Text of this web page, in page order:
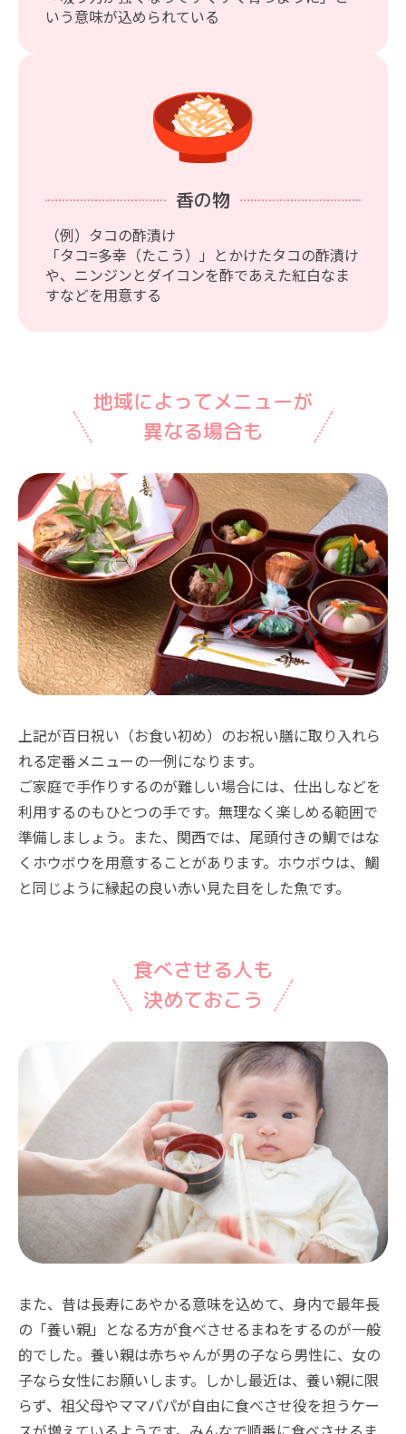
いう意味が込められている
香の物
（例）タコの酢漬け
「タコ=多幸（たこう）」とかけたタコの酢漬け
や、ニンジンとダイコンを酢であえた紅白なま
すなどを用意する
地域によってメニューが
異なる場合も
上記が百日祝い（お食い初め）のお祝い膳に取り入れら
れる定番メニューの一例になります。
ご家庭で手作りするのが難しい場合には、仕出しなどを
利用するのもひとつの手です。無理なく楽しめる範囲で
準備しましょう。また、関西では、尾頭付きの鯛ではな
くホウボウを用意することがあります。ホウボウは、鯛
と同じように縁起の良い赤い見た目をした魚です。
食べさせる人も
決めておこう
また、昔は長寿にあやかる意味を込めて、身内で最年長
の「養い親」となる方が食べさせるまねをするのが一般
的でした。養い親は赤ちゃんが男の子なら男性に、女の
子なら女性にお願いします。しかし最近は、養い親に限
らず、祖父母やママパパが自由に食べさせ役を担うケー